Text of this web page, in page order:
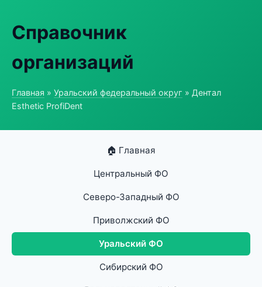
Справочник
организаций
Главная » Уральский федеральный округ » Дентал
Esthetic ProfiDent
🏠 Главная
Центральный ФО
Северо-Западный ФО
Приволжский ФО
Уральский ФО
Сибирский ФО